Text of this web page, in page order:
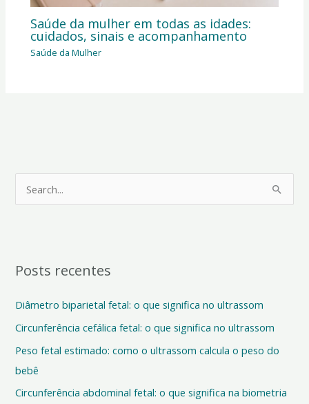
Saúde da mulher em todas as idades:
cuidados, sinais e acompanhamento
Saúde da Mulher
u
s
a
r
p
o
Posts recentes
Diâmetro biparietal fetal: o que significa no ultrassom
Circunferência cefálica fetal: o que significa no ultrassom
Peso fetal estimado: como o ultrassom calcula o peso do
bebê
Circunferência abdominal fetal: o que significa na biometria